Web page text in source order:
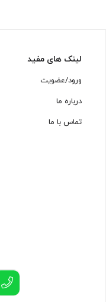
لینک های مفید
ورود/عضویت
درباره ما
تماس با ما